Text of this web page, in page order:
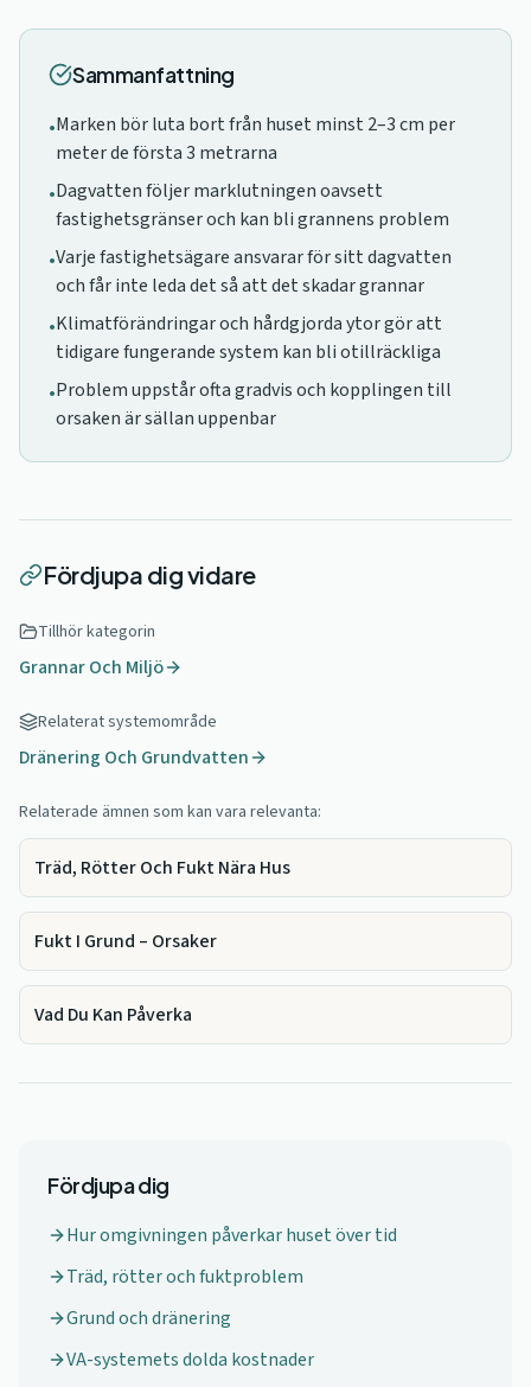
Sammanfattning
•Marken bör luta bort från huset minst 2–3 cm per
meter de första 3 metrarna
•Dagvatten följer marklutningen oavsett
fastighetsgränser och kan bli grannens problem
•Varje fastighetsägare ansvarar för sitt dagvatten
och får inte leda det så att det skadar grannar
•Klimatförändringar och hårdgjorda ytor gör att
tidigare fungerande system kan bli otillräckliga
•Problem uppstår ofta gradvis och kopplingen till
orsaken är sällan uppenbar
Fördjupa dig vidare
Tillhör kategorin
Grannar Och Miljö
Relaterat systemområde
Dränering Och Grundvatten
Relaterade ämnen som kan vara relevanta:
Träd, Rötter Och Fukt Nära Hus
Fukt I Grund – Orsaker
Vad Du Kan Påverka
Fördjupa dig
Hur omgivningen påverkar huset över tid
Träd, rötter och fuktproblem
Grund och dränering
VA-systemets dolda kostnader